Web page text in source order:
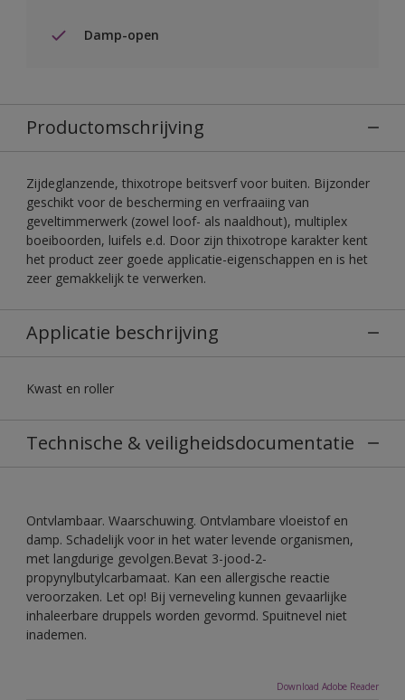
Damp-open
Productomschrijving
Zijdeglanzende, thixotrope beitsverf voor buiten. Bijzonder
geschikt voor de bescherming en verfraaiing van
geveltimmerwerk (zowel loof- als naaldhout), multiplex
boeiboorden, luifels e.d. Door zijn thixotrope karakter kent
het product zeer goede applicatie-eigenschappen en is het
zeer gemakkelijk te verwerken.
Applicatie beschrijving
Kwast en roller
Technische & veiligheidsdocumentatie
Ontvlambaar. Waarschuwing. Ontvlambare vloeistof en
damp. Schadelijk voor in het water levende organismen,
met langdurige gevolgen.Bevat 3-jood-2-
propynylbutylcarbamaat. Kan een allergische reactie
veroorzaken. Let op! Bij verneveling kunnen gevaarlijke
inhaleerbare druppels worden gevormd. Spuitnevel niet
inademen.
Download Adobe Reader